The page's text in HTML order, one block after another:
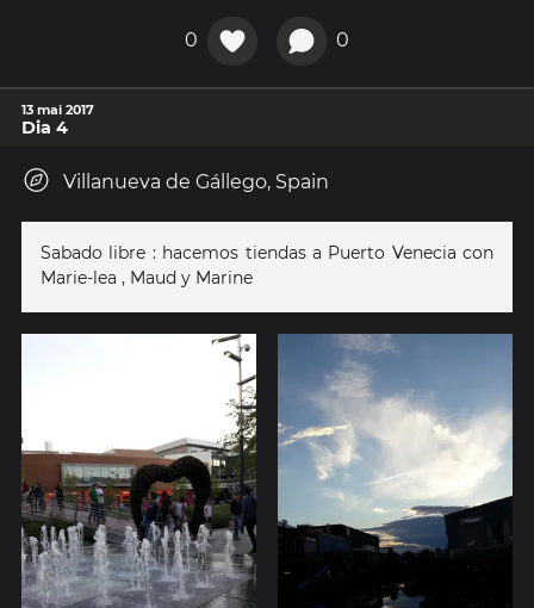
0 0
13 mai 2017
Dia 4
Villanueva de Gállego, Spain
Sabado libre : hacemos tiendas a Puerto Venecia con
Marie-lea , Maud y Marine